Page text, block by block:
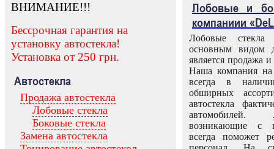
ВНИМАНИЕ!!!
Бессрочная гарантия на
установку автостекла!
Установка от 250 грн.
Автостекла
Продажа автостекла
Лобовые стекла
Боковые стекла
Замена автостекла
Лобовые и
компаниии
Лобовые
основным видом
является продажа и
Наша компания на
всегда в
обширных
автостекла
возникающие с
всегда поможет